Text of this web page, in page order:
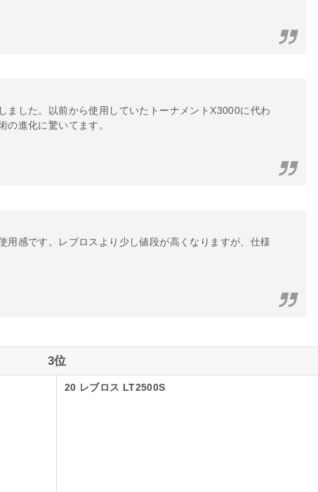
ました。以前から使用していたトーナメントX3000に代わ
の進化に驚いてます。
用感です。レブロスより少し値段が高くなりますが、仕様
3位
20 レブロス LT2500S